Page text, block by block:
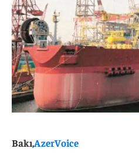
Bakı,AzerVoice